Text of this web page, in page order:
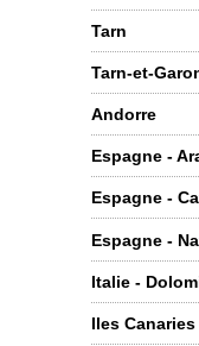
Tarn
Tarn-et-
Andorre
Espagne -
Espagne -
Espagne -
Italie -
Iles Canaries